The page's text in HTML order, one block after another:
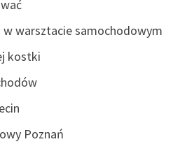
w warsztacie samochodowym
kostki
Poznań